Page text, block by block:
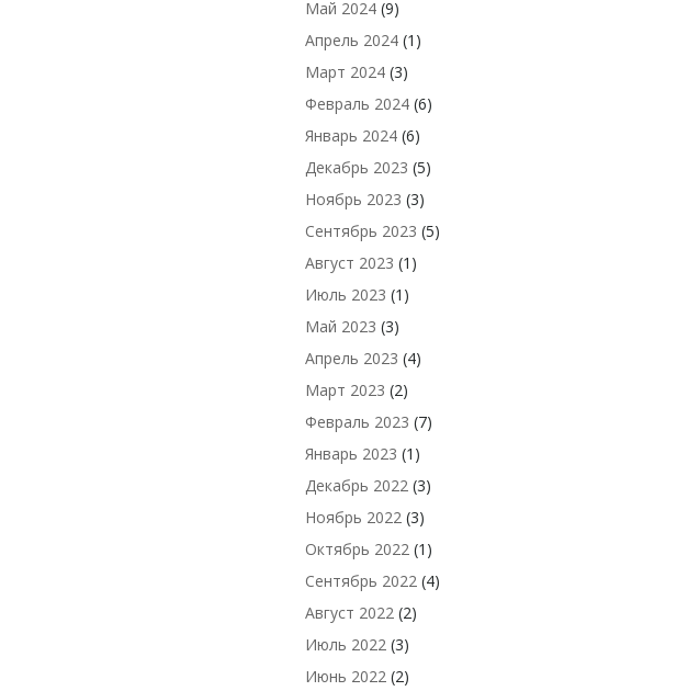
Май 2024 (9)
Апрель 2024 (1)
Март 2024 (3)
Февраль 2024 (6)
Январь 2024 (6)
Декабрь 2023 (5)
Ноябрь 2023 (3)
Сентябрь 2023 (5)
Август 2023 (1)
Июль 2023 (1)
Май 2023 (3)
Апрель 2023 (4)
Март 2023 (2)
Февраль 2023 (7)
Январь 2023 (1)
Декабрь 2022 (3)
Ноябрь 2022 (3)
Октябрь 2022 (1)
Сентябрь 2022 (4)
Август 2022 (2)
Июль 2022 (3)
Июнь 2022 (2)